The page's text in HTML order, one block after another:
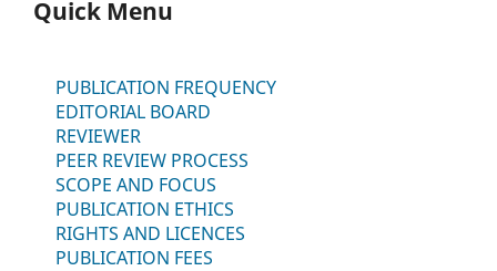
Quick Menu
PUBLICATION FREQUENCY
EDITORIAL BOARD
REVIEWER
PEER REVIEW PROCESS
SCOPE AND FOCUS
PUBLICATION ETHICS
RIGHTS AND LICENCES
PUBLICATION FEES